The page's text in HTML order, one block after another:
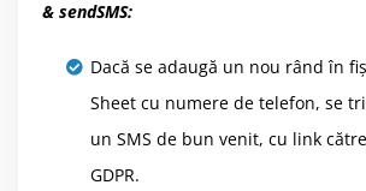
& sendSMS:
Dacă se adaugă un nou rând în
Sheet cu numere de telefon, se
un SMS de bun venit, cu link
GDPR.